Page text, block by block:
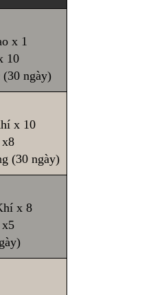
x 1
10
ngày)
x 10
(30 ngày)
x 8